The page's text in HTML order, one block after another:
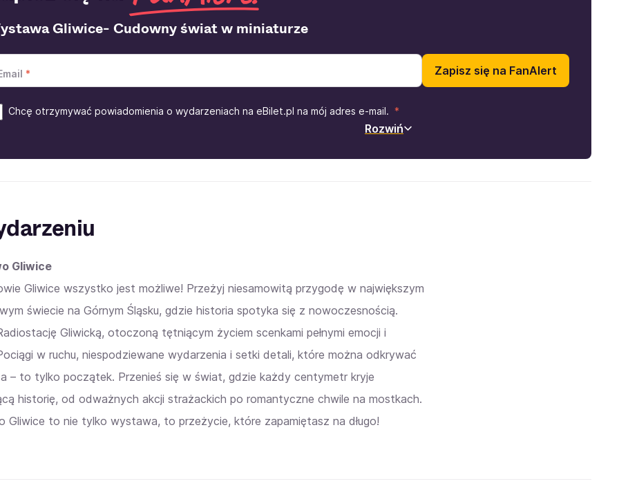
Gliwice- Cudowny świat w miniaturze
Zapisz się na FanAlert
Chcę otrzymywać powiadomienia o wydarzeniach na eBilet.pl na mój adres e-mail.
Rozwiń
Gliwice
Gliwice wszystko jest możliwe! Przeżyj niesamowitą przygodę w największym
świecie na Górnym Śląsku, gdzie historia spotyka się z nowoczesnością.
Gliwicką, otoczoną tętniącym życiem scenkami pełnymi emocji i
w ruchu, niespodziewane wydarzenia i setki detali, które można odkrywać
– to tylko początek. Przenieś się w świat, gdzie każdy centymetr kryje
historię, od odważnych akcji strażackich po romantyczne chwile na mostkach.
Gliwice to nie tylko wystawa, to przeżycie, które zapamiętasz na długo!